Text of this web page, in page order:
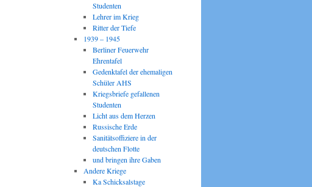
Studenten
Lehrer im Krieg
Ritter der Tiefe
1939 – 1945
Berliner Feuerwehr
Ehrentafel
Gedenktafel der ehemaligen
Schüler AHS
Kriegsbriefe gefallenen
Studenten
Licht aus dem Herzen
Russische Erde
Sanitätsoffiziere in der
deutschen Flotte
und bringen ihre Gaben
Andere Kriege
Ka Schicksalstage